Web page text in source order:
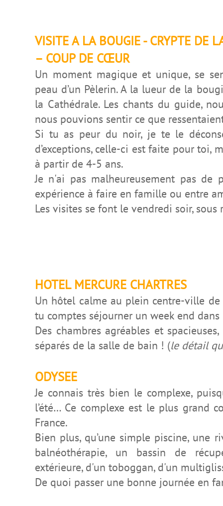
VISITE A LA BOUGIE - CRYPTE DE
– COUP DE CŒUR
Un moment magique et unique, se
peau d’un Pèlerin. A la lueur de la
la Cathédrale. Les chants du guide,
nous pouvions sentir ce que ressentai
Si tu as peur du noir, je te le
d’exceptions, celle-ci est faite pour toi,
à partir de 4-5 ans.
Je n'ai pas malheureusement pas de
expérience à faire en famille ou entre
Les visites se font le vendredi soir,
HOTEL MERCURE CHARTRES
Un hôtel calme au plein centre-ville
tu comptes séjourner un week end
Des chambres agréables et
séparés de la salle de bain ! (le détail
ODYSEE
Je connais très bien le complexe,
l’été… Ce complexe est le plus grand
France.
Bien plus, qu’une simple piscine, une
balnéothérapie, un bassin de
extérieure, d'un toboggan, d'un
De quoi passer une bonne journée en